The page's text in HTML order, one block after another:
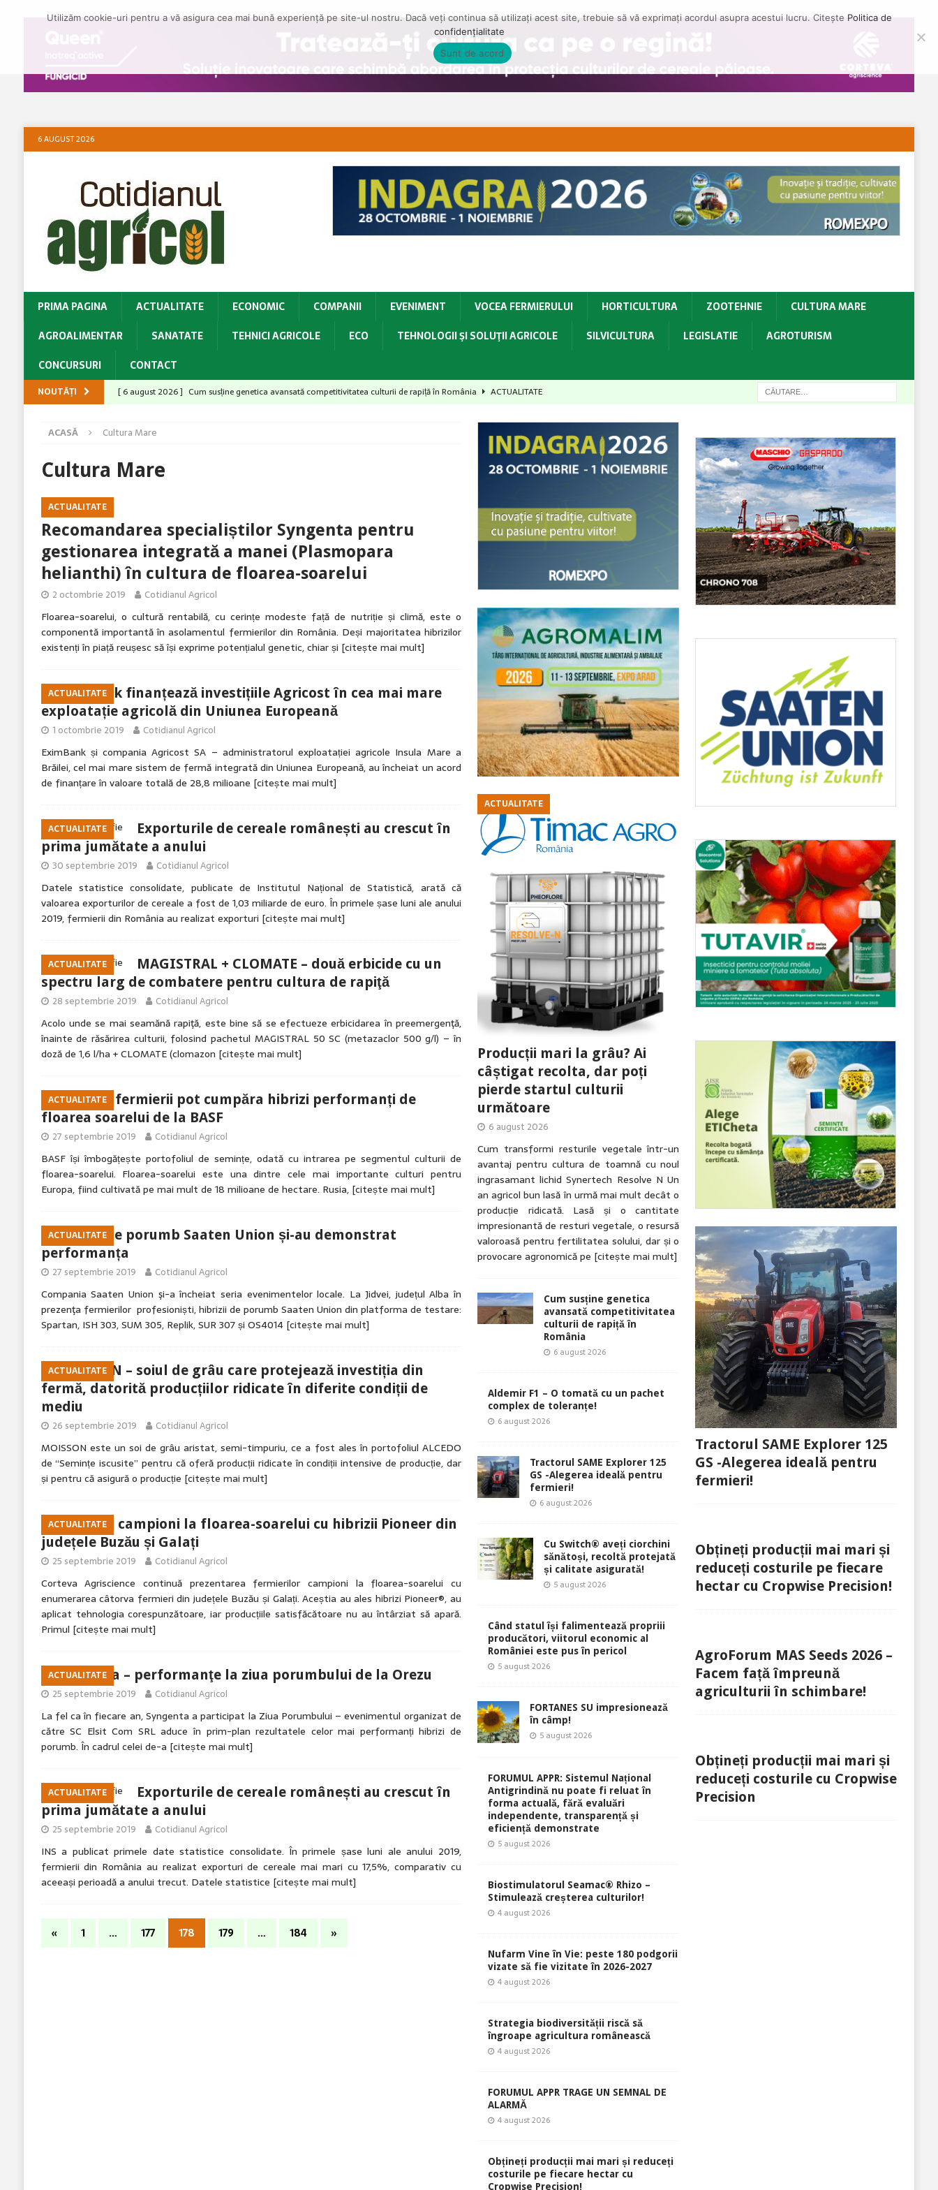
6 AUGUST 2026
PRIMA PAGINA ACTUALITATE ECONOMIC COMPANII EVENIMENT VOCEA FERMIERULUI HORTICULTURA ZOOTEHNIE
CULTURA MARE
AGROALIMENTAR
SANATATE TEHNICI AGRICOLE ECO TEHNOLOGII ŞI SOLUŢII AGRICOLE SILVICULTURA LEGISLATIE
AGROTURISM
CONCURSURI
CONTACT
NOUTĂȚI [ 6 august 2026 ] Cum susține genetica avansată competitivitatea culturii de rapiță în România
ACTUALITATE
[ 6 august 2026 ]
ACTUALITATE
[ 5 august 2026 ]
ACTUALITATE
ACASĂ Cultura Mare
Cultura Mare
ACTUALITATE
Recomandarea specialiștilor Syngenta pentru
gestionarea integrată a manei (Plasmopara
helianthi) în cultura de floarea-soarelui
2 octombrie 2019 Cotidianul Agricol
Floarea-soarelui, o cultură rentabilă, cu cerințe modeste față de nutriție și climă, este o
componentă importantă în asolamentul fermierilor din România. Deși majoritatea hibrizilor
existenți în piață reușesc să își exprime potențialul genetic, chiar și [citește mai mult]
ACTUALITATE
EximBank finanțează investițiile Agricost în cea mai mare
exploatație agricolă din Uniunea Europeană
1 octombrie 2019 Cotidianul Agricol
EximBank și compania Agricost SA – administratorul exploatației agricole Insula Mare a
Brăilei, cel mai mare sistem de fermă integrată din Uniunea Europeană, au încheiat un acord
de finanțare în valoare totală de 28,8 milioane [citește mai mult]
ACTUALITATE
Exporturile de cereale românești au crescut în
prima jumătate a anului
30 septembrie 2019 Cotidianul Agricol
Datele statistice consolidate, publicate de Institutul Național de Statistică, arată că
valoarea exporturilor de cereale a fost de 1,03 miliarde de euro. În primele șase luni ale anului
2019, fermierii din România au realizat exporturi [citește mai mult]
ACTUALITATE
MAGISTRAL + CLOMATE – două erbicide cu un
spectru larg de combatere pentru cultura de rapiţă
28 septembrie 2019 Cotidianul Agricol
Acolo unde se mai seamănă rapiţă, este bine să se efectueze erbicidarea în preemergenţă,
înainte de răsărirea culturii, folosind pachetul MAGISTRAL 50 SC (metazaclor 500 g/l) – în
doză de 1,6 l/ha + CLOMATE (clomazon [citește mai mult]
ACTUALITATE
Din 2020 fermierii pot cumpăra hibrizi performanți de
floarea soarelui de la BASF
27 septembrie 2019 Cotidianul Agricol
BASF își îmbogățește portofoliul de semințe, odată cu intrarea pe segmentul culturii de
floarea-soarelui. Floarea-soarelui este una dintre cele mai importante culturi pentru
Europa, fiind cultivată pe mai mult de 18 milioane de hectare. Rusia, [citește mai mult]
ACTUALITATE
Hibrizii de porumb Saaten Union și-au demonstrat
performanța
27 septembrie 2019 Cotidianul Agricol
Compania Saaten Union şi-a încheiat seria evenimentelor locale. La Jidvei, județul Alba în
prezenţa fermierilor profesioniști, hibrizii de porumb Saaten Union din platforma de testare:
Spartan, ISH 303, SUM 305, Replik, SUR 307 și OS4014 [citește mai mult]
ACTUALITATE
MOISSON – soiul de grâu care protejează investiția din
fermă, datorită producțiilor ridicate în diferite condiții de
mediu
26 septembrie 2019 Cotidianul Agricol
MOISSON este un soi de grâu aristat, semi-timpuriu, ce a fost ales în portofoliul ALCEDO
de “Semințe iscusite” pentru că oferă producții ridicate în condiții intensive de producție, dar
și pentru că asigură o producție [citește mai mult]
ACTUALITATE
Fermierii campioni la floarea-soarelui cu hibrizii Pioneer din
județele Buzău și Galați
25 septembrie 2019 Cotidianul Agricol
Corteva Agriscience continuă prezentarea fermierilor campioni la floarea-soarelui cu
enumerarea câtorva fermieri din județele Buzău și Galați. Aceștia au ales hibrizi Pioneer®, au
aplicat tehnologia corespunzătoare, iar producțiile satisfăcătoare nu au întârziat să apară.
Primul [citește mai mult]
ACTUALITATE
Syngenta – performanţe la ziua porumbului de la Orezu
25 septembrie 2019 Cotidianul Agricol
La fel ca în fiecare an, Syngenta a participat la Ziua Porumbului – evenimentul organizat de
către SC Elsit Com SRL aduce în prim-plan rezultatele celor mai performanți hibrizi de
porumb. În cadrul celei de-a [citește mai mult]
ACTUALITATE
Exporturile de cereale românești au crescut în
prima jumătate a anului
25 septembrie 2019 Cotidianul Agricol
INS a publicat primele date statistice consolidate. În primele șase luni ale anului 2019,
fermierii din România au realizat exporturi de cereale mai mari cu 17,5%, comparativ cu
aceeași perioadă a anului trecut. Datele statistice [citește mai mult]
« 1 … 177 178 179 … 184 »
ACTUALITATE
Producții mari la grâu? Ai
câștigat recolta, dar poți
pierde startul culturii
următoare
6 august 2026
Cum transformi resturile vegetale într-un
avantaj pentru cultura de toamnă cu noul
ingrasamant lichid Synertech Resolve N Un
an agricol bun lasă în urmă mai mult decât o
producție ridicată. Lasă și o cantitate
impresionantă de resturi vegetale, o resursă
valoroasă pentru fertilitatea solului, dar și o
provocare agronomică pe [citește mai mult]
Cum susține genetica
avansată competitivitatea
culturii de rapiță în
România
6 august 2026
Aldemir F1 – O tomată cu un pachet
complex de toleranțe!
6 august 2026
Tractorul SAME Explorer 125
GS -Alegerea ideală pentru
fermieri!
6 august 2026
Cu Switch® aveți ciorchini
sănătoși, recoltă protejată
și calitate asigurată!
5 august 2026
Când statul își falimentează propriii
producători, viitorul economic al
României este pus în pericol
5 august 2026
FORTANES SU impresionează
în câmp!
5 august 2026
FORUMUL APPR: Sistemul Național
Antigrindină nu poate fi reluat în
forma actuală, fără evaluări
independente, transparență și
eficiență demonstrate
5 august 2026
Biostimulatorul Seamac® Rhizo –
Stimulează creșterea culturilor!
4 august 2026
Nufarm Vine în Vie: peste 180 podgorii
vizate să fie vizitate în 2026-2027
4 august 2026
Strategia biodiversității riscă să
îngroape agricultura românească
4 august 2026
FORUMUL APPR TRAGE UN SEMNAL DE
ALARMĂ
4 august 2026
Obțineți producții mai mari și reduceți
costurile pe fiecare hectar cu
Cropwise Precision!
Tractorul SAME Explorer 125
GS -Alegerea ideală pentru
fermieri!
Obțineți producții mai mari și
reduceți costurile pe fiecare
hectar cu Cropwise Precision!
AgroForum MAS Seeds 2026 –
Facem față împreună
agriculturii în schimbare!
Obțineți producții mai mari și
reduceți costurile cu Cropwise
Precision
Utilizăm cookie-uri pentru a vă asigura cea mai bună experiență pe site-ul nostru. Dacă veți continua să utilizați acest site, trebuie să vă exprimați acordul asupra acestui lucru. Citește Politica de
confidențialitate
Sunt de acord